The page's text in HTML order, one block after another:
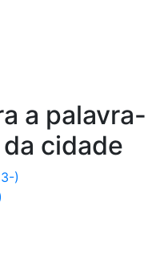
a palavra-
cidade
)